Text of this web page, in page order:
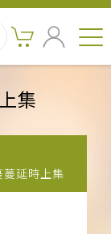
集
延時上集